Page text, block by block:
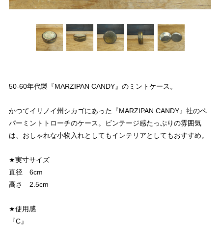
50-60年代製『MARZIPAN CANDY』のミントケース。
かつてイリノイ州シカゴにあった『MARZIPAN CANDY』社のペ
パーミントトローチのケース。ビンテージ感たっぷりの雰囲気
は、おしゃれな小物入れとしてもインテリアとしてもおすすめ。
★実寸サイズ
直径 6cm
高さ 2.5cm
★使用感
『C』